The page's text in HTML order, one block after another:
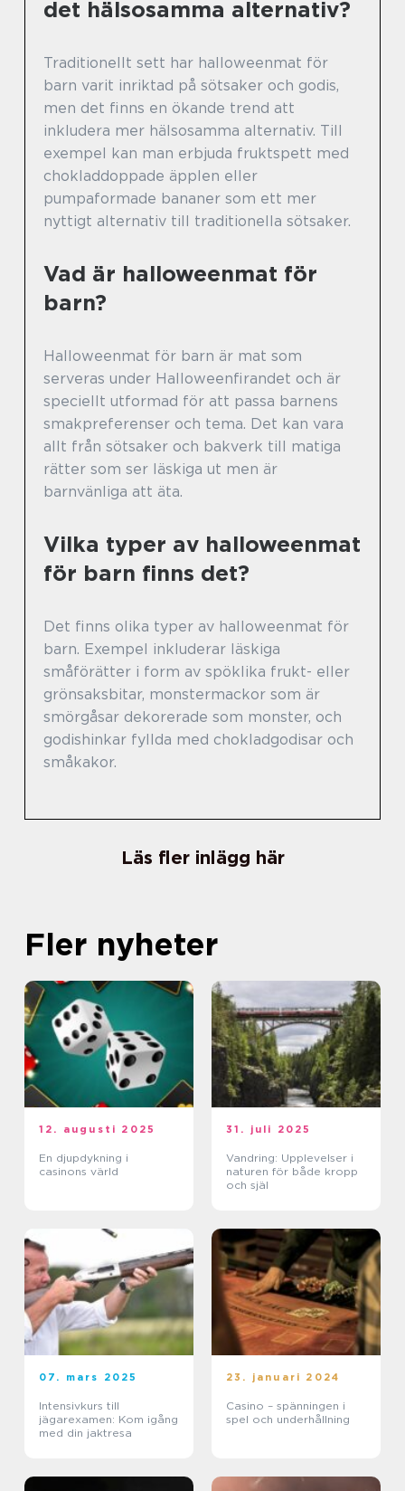
det hälsosamma alternativ?
Traditionellt sett har halloweenmat för
barn varit inriktad på sötsaker och godis,
men det finns en ökande trend att
inkludera mer hälsosamma alternativ. Till
exempel kan man erbjuda fruktspett med
chokladdoppade äpplen eller
pumpaformade bananer som ett mer
nyttigt alternativ till traditionella sötsaker.
Vad är halloweenmat för
barn?
Halloweenmat för barn är mat som
serveras under Halloweenfirandet och är
speciellt utformad för att passa barnens
smakpreferenser och tema. Det kan vara
allt från sötsaker och bakverk till matiga
rätter som ser läskiga ut men är
barnvänliga att äta.
Vilka typer av halloweenmat
för barn finns det?
Det finns olika typer av halloweenmat för
barn. Exempel inkluderar läskiga
småförätter i form av spöklika frukt- eller
grönsaksbitar, monstermackor som är
smörgåsar dekorerade som monster, och
godishinkar fyllda med chokladgodisar och
småkakor.
Läs fler inlägg här
Fler nyheter
12. augusti 2025
En djupdykning i
casinons värld
31. juli 2025
Vandring: Upplevelser i
naturen för både kropp
och själ
07. mars 2025
Intensivkurs till
jägarexamen: Kom igång
med din jaktresa
23. januari 2024
Casino – spänningen i
spel och underhållning